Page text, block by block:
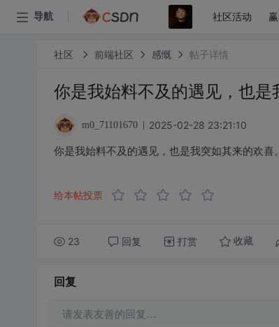
导航 社区活动
社区 前端社区 感慨 帖子详情
你是我始料不及的遇见，也是
m0_71101670 2025-02-28 23:21:10
你是我始料不及的遇见，也是我突如其来的欢喜。
给本帖投票
23 回复 打赏 收藏
回复
请发表友善的回复…